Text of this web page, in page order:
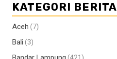
KATEGORI BERITA
Aceh (7)
Bali (3)